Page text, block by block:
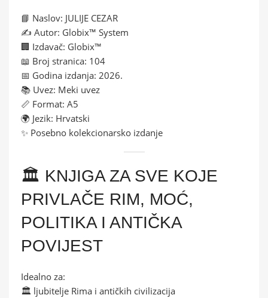
📘 Naslov: JULIJE CEZAR
✍️ Autor: Globix™ System
🏢 Izdavač: Globix™
📖 Broj stranica: 104
📅 Godina izdanja: 2026.
📚 Uvez: Meki uvez
📏 Format: A5
🌍 Jezik: Hrvatski
✨ Posebno kolekcionarsko izdanje
🏛️ KNJIGA ZA SVE KOJE
PRIVLAČE RIM, MOĆ,
POLITIKA I ANTIČKA
POVIJEST
Idealno za:
🏛️ ljubitelje Rima i antičkih civilizacija